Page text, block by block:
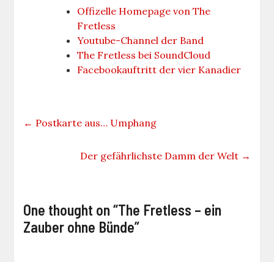
Offizelle Homepage von The
Fretless
Youtube-Channel der Band
The Fretless bei SoundCloud
Facebookauftritt der vier Kanadier
← Postkarte aus… Umphang
Der gefährlichste Damm der Welt →
One thought on “The Fretless – ein
Zauber ohne Bünde”